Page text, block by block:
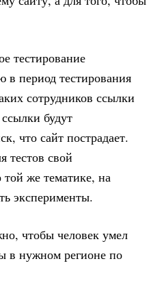
тестирование
в период тестирования
сотрудников ссылки
будут
что сайт пострадает.
тестов свой
же тематике, на
эксперименты.
чтобы человек умел
в нужном регионе по